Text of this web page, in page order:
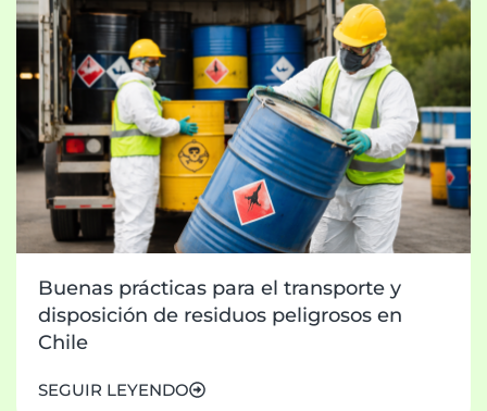
Buenas prácticas para el transporte y
disposición de residuos peligrosos en
Chile
SEGUIR LEYENDO